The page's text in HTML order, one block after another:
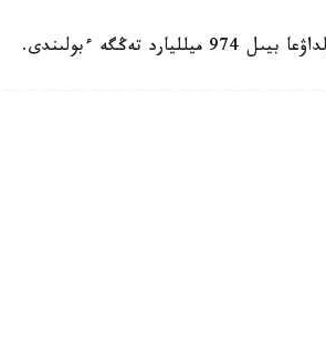
تەڭگە ءبولىندى.